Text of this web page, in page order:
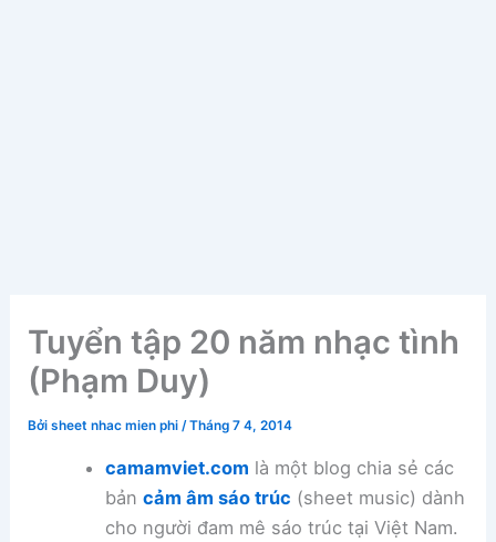
Tuyển tập 20 năm nhạc tình
(Phạm Duy)
Bởisheet nhac mien phi/Tháng 7 4, 2014
camamviet.com là một blog chia sẻ các
bản cảm âm sáo trúc (sheet music) dành
cho người đam mê sáo trúc tại Việt Nam.